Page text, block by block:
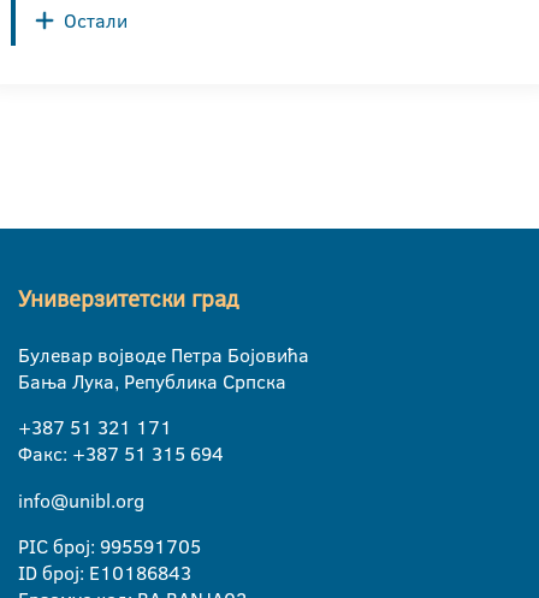
Остали
Универзитетски град
Булевар војводе Петра Бојовића
Бања Лука, Република Српска
+387 51 321 171
Факс: +387 51 315 694
info@unibl.org
PIC број: 995591705
ID број: E10186843